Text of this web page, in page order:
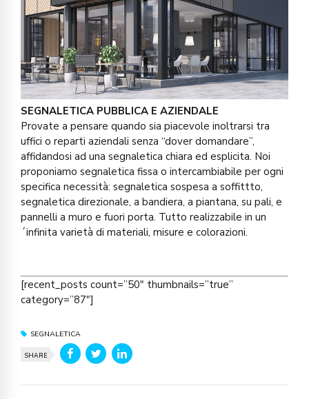
SEGNALETICA PUBBLICA E AZIENDALE
Provate a pensare quando sia piacevole inoltrarsi tra
uffici o reparti aziendali senza “dover domandare”,
affidandosi ad una segnaletica chiara ed esplicita. Noi
proponiamo segnaletica fissa o intercambiabile per ogni
specifica necessità: segnaletica sospesa a soffittto,
segnaletica direzionale, a bandiera, a piantana, su pali, e
pannelli a muro e fuori porta. Tutto realizzabile in un
´infinita varietà di materiali, misure e colorazioni.
[recent_posts count=”50″ thumbnails=”true”
category=”87″]
SEGNALETICA
SHARE